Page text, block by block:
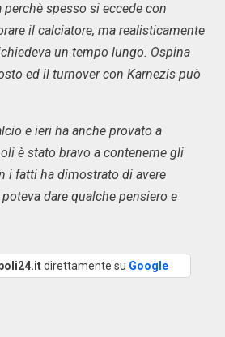
spesso si eccede con
il calciatore, ma realisticamente
un tempo lungo. Ospina
ed il turnover con Karnezis può
e ieri ha anche provato a
è stato bravo a contenerne gli
i fatti ha dimostrato di avere
dare qualche pensiero e
direttamente su Google